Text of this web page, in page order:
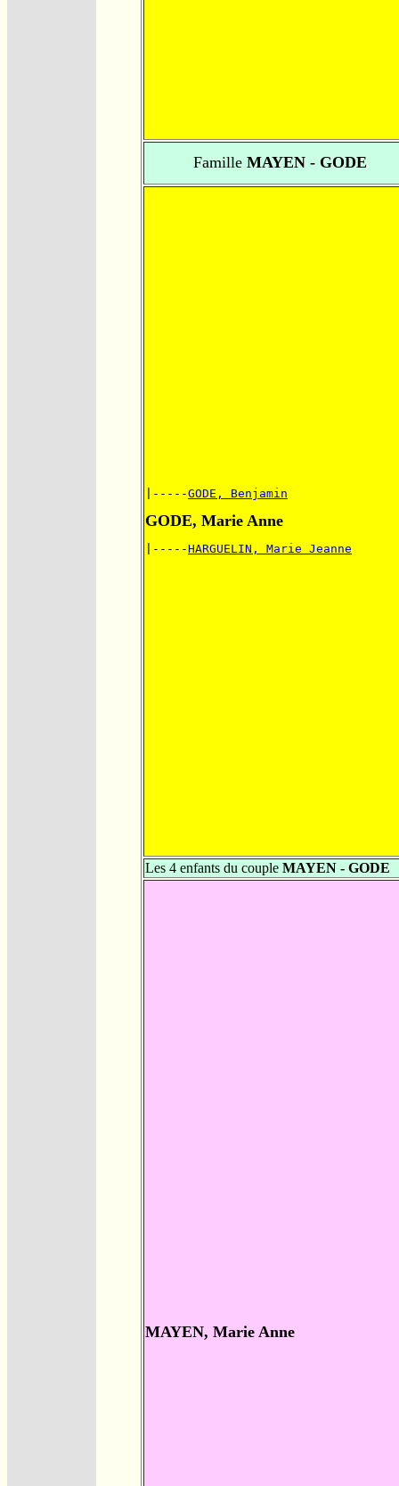
Famille MAYEN - GODE
|-----GODE, Benjamin
GODE, Marie Anne
|-----HARGUELIN, Marie Jeanne
Les 4 enfants du couple MAYEN - GODE
MAYEN, Marie Anne